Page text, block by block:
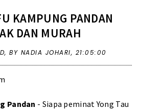
KAMPUNG PANDAN
DAN MURAH
,BY NADIA JOHARI, 21:05:00
Pandan - Siapa peminat Yong Tau